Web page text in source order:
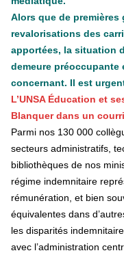
Alors que de
revalorisations des
apportées, la situation
demeure préoccupante
concernant. Il est
L’UNSA Éducation et
Blanquer dans un
Parmi nos 130 000
secteurs administratifs,
bibliothèques de nos
régime indemnitaire
rémunération, et bien
équivalentes dans
les disparités
avec l’administration